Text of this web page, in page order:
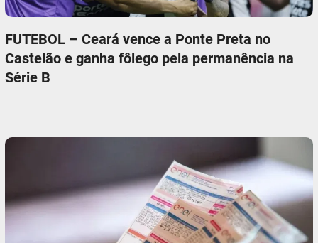
FUTEBOL – Ceará vence a Ponte Preta no
Castelão e ganha fôlego pela permanência na
Série B